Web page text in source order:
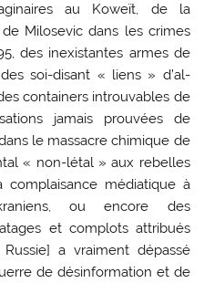
au Koweït, de la
Milosevic dans les crimes
des inexistantes armes de
soi-disant « liens » d’al-
containers introuvables de
jamais prouvées de
le massacre chimique de
« non-létal » aux rebelles
médiatique à
ou encore des
et complots attribués
a vraiment dépassé
de désinformation et de